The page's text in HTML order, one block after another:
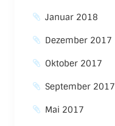
Januar 2018
Dezember 2017
Oktober 2017
September 2017
Mai 2017